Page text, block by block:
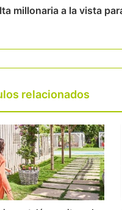
millonaria a la vista
relacionados